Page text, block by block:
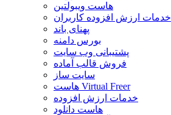
هاست ویبولتین
خدمات ارزش افزوده کاربران
پهنای باند
بورس دامنه
پشتیبانی وب سایت
فروش قالب آماده
سایت ساز
هاست Virtual Freer
خدمات ارزش افزوده
هاست دانلود